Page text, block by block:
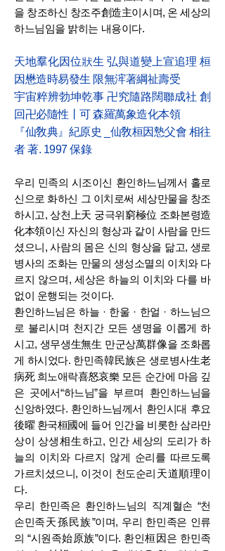
을 창조하신 창조주創造主이시며, 온 세상의
하느님임을 밝히는 내용이다.
天地羣化因位狀生 弘與道變上宣追理 桓
因懋造時易發生 限無浶著綱祉壽受
宇宙粹辨勃坤乾事 卍究隨路闊聯成社 創
回卍必隨性丨可 森羅萬象造化本領
『仙敎典』紀原史 _仙敎桓因慹父會 相往
者 著. 1997 保錄
우리 민족의 시조이신 환인하느님께서 홀로
신으로 화하신 그 이치로써 세상만물을 창조
하시고, 상천上天 궁극위窮極位 조화본령造
化本領이신 자신의 형상과 같이 사람을 만드
셨으니, 사람의 몸은 신의 형상을 닮고, 생로
병사의 조화는 만물의 생성소멸의 이치와 다
르지 않으며, 세상은 하늘의 이치와 다를 바
없이 운행되는 것이다.
환인하느님은 하늘 · 한울 · 한얼 · 하느님으
로 불리시며 천지간 모든 생명을 이롭게 하
시고, 생무생生無生 만군상萬群像을 조화롭
게 하시었다. 한민족韓民族은 생로병사生老
病死 희노애락喜怒哀樂 모든 순간에 마음 깊
은 곳에서“하느님”을 부르며 환인하느님을
신앙하였다. 환인하느님께서 환인시대 후요
後曜 환국桓國에 들어 인간을 비롯한 삼라만
상이 상생相生하고, 인간 세상의 도리가 하
늘의 이치와 다르지 않게 순리를 따르도록
가르치셨으니, 이것이 천도순리天道順理이
다.
우리 한민족은 환인하느님의 직계혈손 “천
손민족天孫民族”이며, 우리 한민족은 인류
의 “시원족始原族”이다. 환인桓因은 한민족